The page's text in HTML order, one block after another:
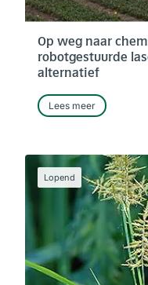
Op weg naar
robotgestuurde
alternatief
Lees meer
Lopend